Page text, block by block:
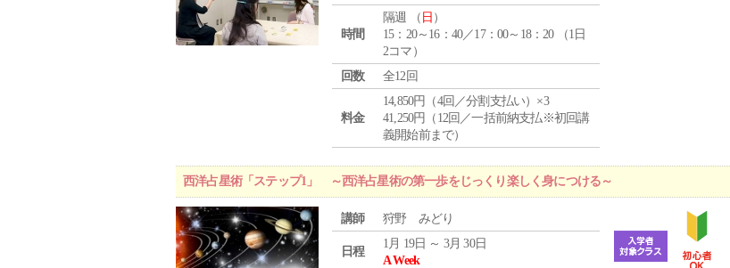
時間
隔週 （ 日 ）
15：20～16：40／17：00～18：20 （1日
2コマ）
回数
全12回
料金
14,850円（4回／分割支払い）×3
41,250円（12回／一括前納支払※初回講
義開始前まで）
西洋占星術「ステップ1」 ～西洋占星術の第一歩をじっくり楽しく身につける～
講師 狩野 みどり
日程
1月 19日 ～ 3月 30日
A Week